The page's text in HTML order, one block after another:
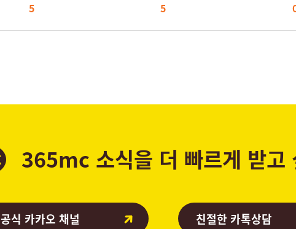
5
5
365mc 소식을 더 빠르게 받고
공식 카카오 채널 친절한 카톡상담